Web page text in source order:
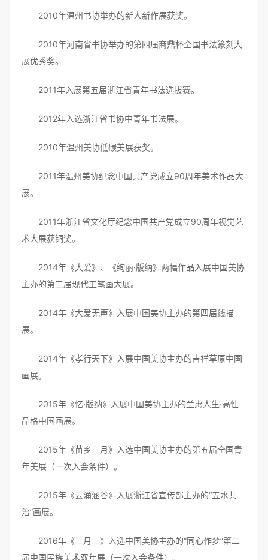
2010年温州书协举办的新人新作展获奖。
2010年河南省书协举办的第四届商鼎杯全国书法篆刻大
展优秀奖。
2011年入展第五届浙江省青年书法选拔赛。
2012年入选浙江省书协中青年书法展。
2010年温州美协低碳美展获奖。
2011年温州美协纪念中国共产党成立90周年美术作品大
展。
2011年浙江省文化厅纪念中国共产党成立90周年视觉艺
术大展获铜奖。
2014年《大爱》、《绚丽·版纳》两幅作品入展中国美协
主办的第二届现代工笔画大展。
2014年《大爱无声》入展中国美协主办的第四届线描
展。
2014年《孝行天下》入展中国美协主办的吉祥草原中国
画展。
2015年《忆·版纳》入展中国美协主办的兰惠人生·高性
品格中国画展。
2015年《苗乡三月》入选中国美协主办的第五届全国青
年美展（一次入会条件）。
2015年《云涌涵谷》入展浙江省宣传部主办的“五水共
治”画展。
2016年《三月三》入选中国美协主办的“同心作梦”第二
届中国民族美术双年展（一次入会条件）。